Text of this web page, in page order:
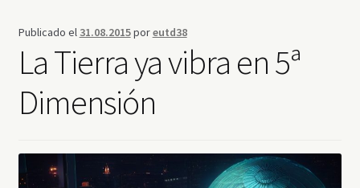
Tienda
Publicado el 31.08.2015poreutd38
La Tierra ya vibra en 5ª
Dimensión